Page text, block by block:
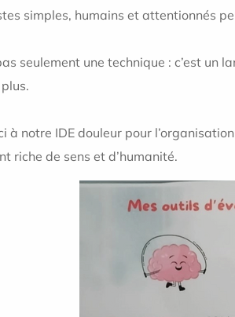
simples, humains et attentionnés
seulement une technique : c’est
à notre IDE douleur pour
riche de sens et d’humanité.